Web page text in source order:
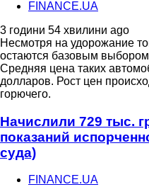
FINANCE.UA
3 години 54 хвилини ago
Несмотря на удорожание
остаются базовым
Средняя цена таких
долларов. Рост цен
горючего.
Начислили 729 тыс.
показаний
суда)
FINANCE.UA